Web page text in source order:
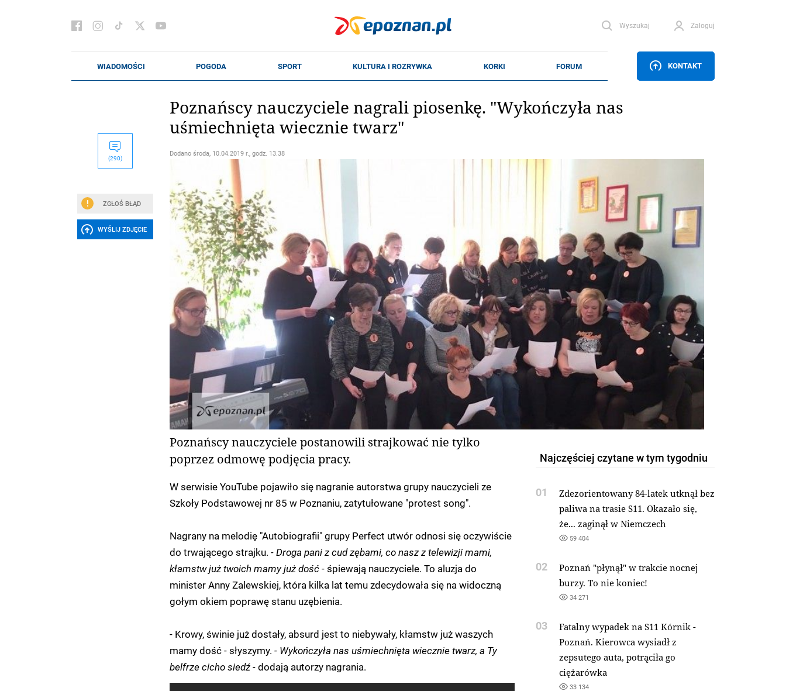
Wyszukaj Zaloguj
KONTAKT
(290)
ZGŁOŚ BŁĄD
WYŚLIJ ZDJĘCIE
Poznańscy nauczyciele nagrali piosenkę. "Wykończyła nas
uśmiechnięta wiecznie twarz"
Dodano środa, 10.04.2019 r., godz. 13.38
Poznańscy nauczyciele postanowili strajkować nie tylko
poprzez odmowę podjęcia pracy.
W serwisie YouTube pojawiło się nagranie autorstwa grupy nauczycieli ze
Szkoły Podstawowej nr 85 w Poznaniu, zatytułowane "protest song".
Nagrany na melodię "Autobiografii" grupy Perfect utwór odnosi się oczywiście
do trwającego strajku. - Droga pani z cud zębami, co nasz z telewizji mami,
kłamstw już twoich mamy już dość- śpiewają nauczyciele. To aluzja do
minister Anny Zalewskiej, która kilka lat temu zdecydowała się na widoczną
gołym okiem poprawę stanu uzębienia.
- Krowy, świnie już dostały, absurd jest to niebywały, kłamstw już waszych
mamy dość - słyszymy. - Wykończyła nas uśmiechnięta wiecznie twarz, a Ty
belfrze cicho siedź -dodają autorzy nagrania.
Najczęściej czytane w tym tygodniu
01
Zdezorientowany 84-latek utknął bez
paliwa na trasie S11. Okazało się,
że... zaginął w Niemczech
59 404
02
Poznań "płynął" w trakcie nocnej
burzy. To nie koniec!
34 271
03
Fatalny wypadek na S11 Kórnik -
Poznań. Kierowca wysiadł z
zepsutego auta, potrąciła go
ciężarówka
33 134